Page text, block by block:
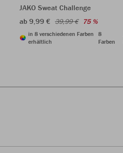
JAKO Sweat Challenge
ab 9,99 € 39,99 € 75 %
in 8 verschiedenen Farben
erhältlich
8
Farben